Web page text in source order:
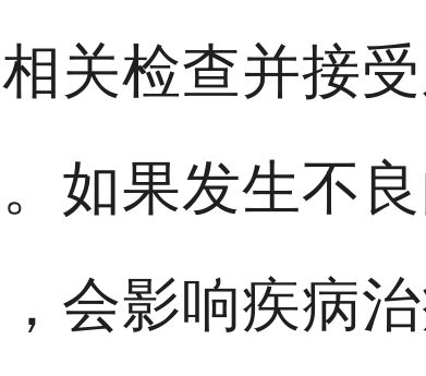
关检查并接
如果发生不
会影响疾病